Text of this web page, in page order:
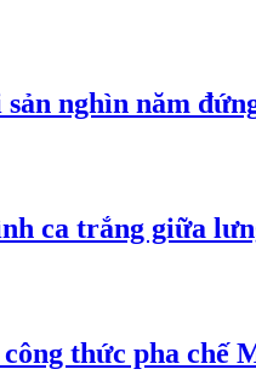
nghìn năm
ca trắng giữa
thức pha chế